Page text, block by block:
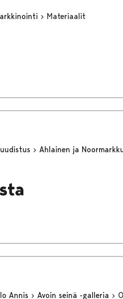
Materiaalit
Ahlainen ja
Annis Avoin seinä -galleria